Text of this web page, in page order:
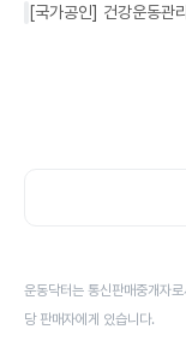
[국가공인] 건강운동관
운동닥터는 통신판매중개자
당 판매자에게 있습니다.